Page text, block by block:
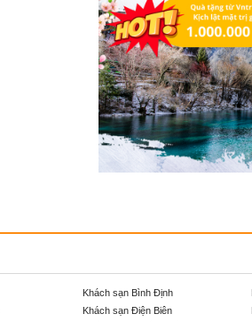
Khách sạn Bình Định
Khách sạn Điện Biên